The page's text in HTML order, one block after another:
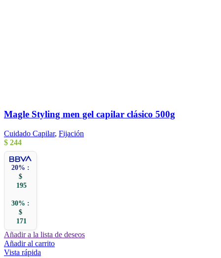
Magle Styling men gel capilar clásico 500g
Cuidado Capilar, Fijación
$ 244
20% :
$
195
30% :
$
171
Añadir a la lista de deseos
Añadir al carrito
Vista rápida